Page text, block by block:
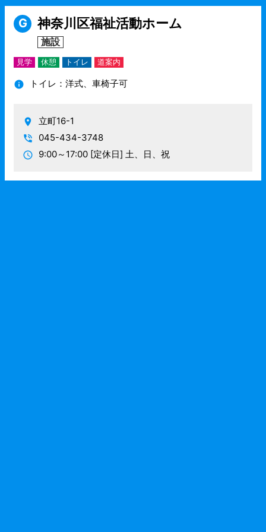
G 神奈川区福祉活動ホーム
施設
見学 休憩 トイレ 道案内
トイレ：洋式、車椅子可
立町16-1
045-434-3748
9:00～17:00 [定休日] 土、日、祝